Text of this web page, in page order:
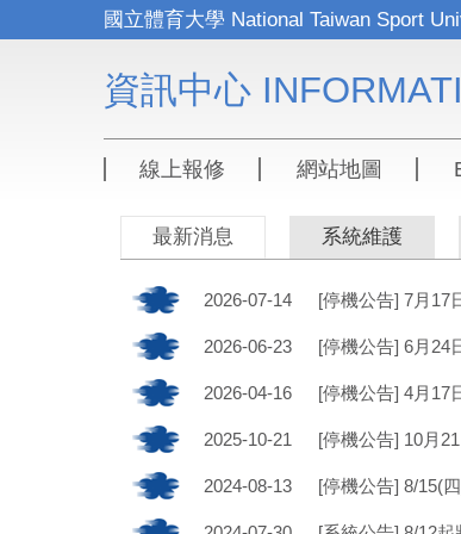
到
資訊中心
線上報修 網站地圖
最新消息 系統維護
2026-07-14 [停機公告] 7月17
2026-06-23 [停機公告] 6月24
2026-04-16 [停機公告] 4月17
2025-10-21 [停機公告] 10月
2024-08-13 [停機公告] 8/15(